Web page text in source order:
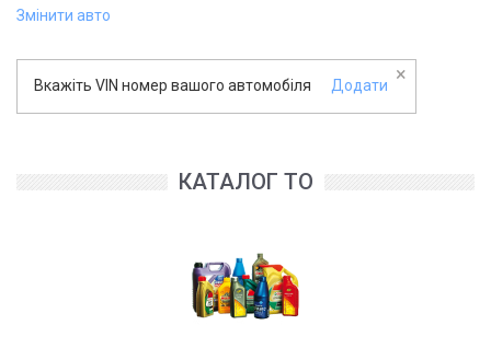
Змінити авто
Вкажіть VIN номер вашого автомобіля Додати
×
КАТАЛОГ ТО